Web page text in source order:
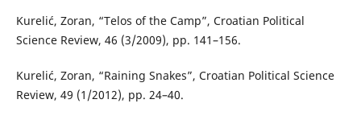
Kurelić, Zoran, “Telos of the Camp”, Croatian Political
Science Review, 46 (3/2009), pp. 141–156.
Kurelić, Zoran, “Raining Snakes”, Croatian Political Science
Review, 49 (1/2012), pp. 24–40.